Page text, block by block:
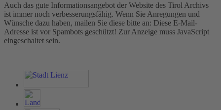
Auch das gute Informationsangebot der Website des Tirol Archivs
ist immer noch verbesserungsfähig. Wenn Sie Anregungen und
Wünsche dazu haben, mailen Sie diese bitte an: Diese E-Mail-
Adresse ist vor Spambots geschützt! Zur Anzeige muss JavaScript
eingeschaltet sein.